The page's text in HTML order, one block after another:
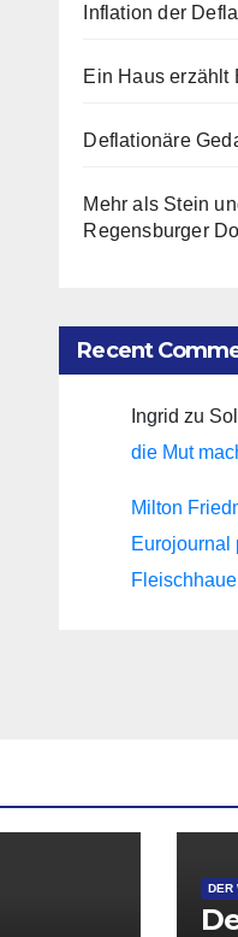
Inflation der
Ein Haus erzählt
Deflationäre
Mehr als Stein
Regensburger
Recent
Ingrid zu
die Mut
Milton
Eurojournal
DER